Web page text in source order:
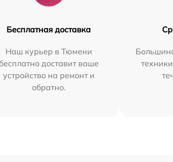
Бесплатная доставка
Наш курьер в Тюмени
бесплатно доставит ваше
устройство на ремонт и
обратно.